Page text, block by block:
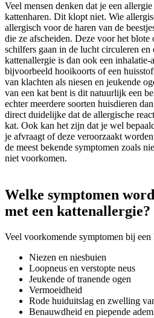
Veel mensen denken dat je een
kattenharen. Dit klopt niet. Wie
allergisch voor de haren van de
die ze afscheiden. Deze voor het blote
schilfers gaan in de lucht circuleren
kattenallergie is dan ook een inhalatie-
bijvoorbeeld hooikoorts of een
van klachten als niesen en jeukende
van een kat bent is dit natuurlijk een
echter meerdere soorten huisdieren
direct duidelijke dat de allergische
kat. Ook kan het zijn dat je wel
je afvraagt of deze veroorzaakt
de meest bekende symptomen zoals
niet voorkomen.
Welke symptomen
met een kattenallergie?
Veel voorkomende symptomen bij
Niezen en niesbuien
Loopneus en verstopte neus
Jeukende of tranende ogen
Vermoeidheid
Rode huiduitslag en zwelling
Benauwdheid en piepende